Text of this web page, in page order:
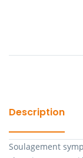
Description
Soulagement